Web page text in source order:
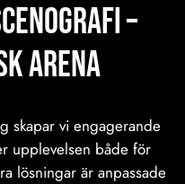
–
Arena
skapar vi engagerande
upplevelsen både för
lösningar är anpassade